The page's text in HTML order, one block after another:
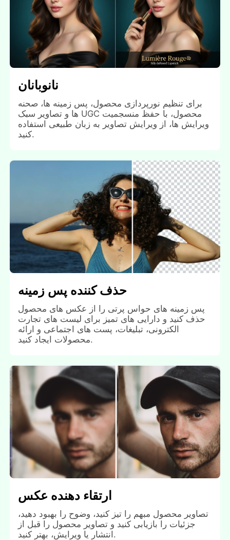
نانوبانان
برای تنظیم نورپردازی محصول، پس زمینه ها، صحنه
ها و تصاویر سبک UGC محصول، با حفظ منسجمیت
ویرایش ها، از ویرایش تصاویر به زبان طبیعی استفاده
کنید.
حذف کننده پس زمینه
پس زمینه های حواس پرتی را از عکس های محصول
حذف کنید و دارایی های تمیز برای لیست های تجارت
الکترونی، تبلیغات، پست های اجتماعی و ارائه
محصولات ایجاد کنید.
ارتقاء دهنده عکس
تصاویر محصول مبهم را تیز کنید، وضوح را بهبود دهید،
جزئیات را بازیابی کنید و تصاویر محصول را قبل از
انتشار یا ویرایش، بهتر کنید.